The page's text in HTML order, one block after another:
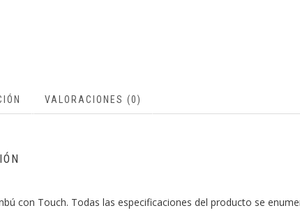
VALORACIONES (0)
con Touch. Todas las especificaciones del producto se